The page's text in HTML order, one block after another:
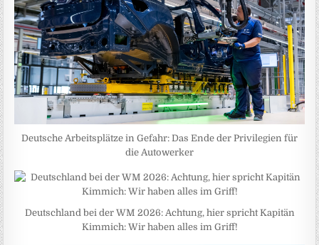
Deutsche Arbeitsplätze in Gefahr: Das Ende der Privilegien für
die Autowerker
Deutschland bei der WM 2026: Achtung, hier spricht Kapitän
Kimmich: Wir haben alles im Griff!